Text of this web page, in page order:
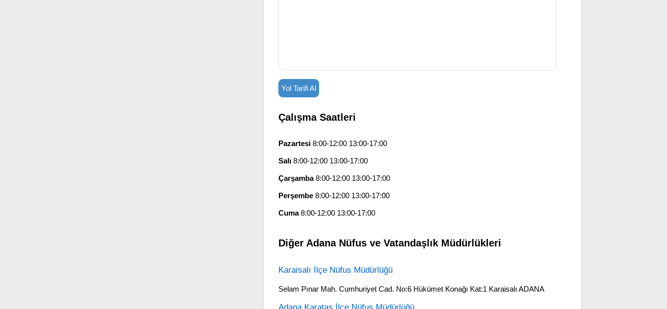
Yol Tarifi Al
Çalışma Saatleri
Pazartesi8:00-12:00 13:00-17:00
Salı8:00-12:00 13:00-17:00
Çarşamba8:00-12:00 13:00-17:00
Perşembe8:00-12:00 13:00-17:00
Cuma8:00-12:00 13:00-17:00
Diğer Adana Nüfus ve Vatandaşlık Müdürlükleri
Karaisalı İlçe Nüfus Müdürlüğü
Selam Pınar Mah. Cumhuriyet Cad. No:6 Hükümet Konağı Kat:1 Karaisalı ADANA